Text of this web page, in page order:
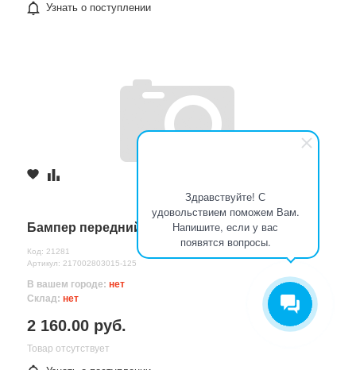
Здравствуйте! С
удовольствием поможем Вам.
Напишите, если у вас
появятся вопросы.
Узнать о поступлении
Бампер передний 2170 антарес (125)
Код: 21281
Артикул: 217002803015-125
В вашем городе: нет
Склад: нет
2 160.00 руб.
Товар отсутствует